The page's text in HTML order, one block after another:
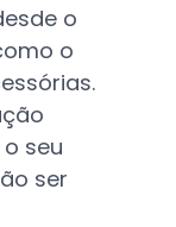
o
o
seu
ser